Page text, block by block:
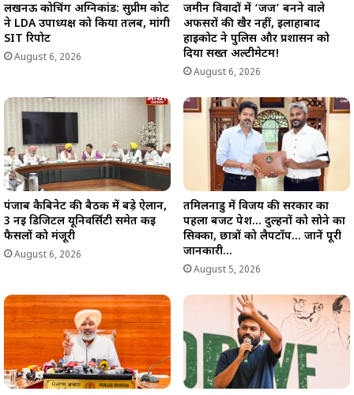
लखनऊ कोचिंग अग्निकांड: सुप्रीम कोर्ट
ने LDA उपाध्यक्ष को किया तलब, मांगी
SIT रिपोर्ट
August 6, 2026
जमीन विवादों में ‘जज’ बनने वाले
अफसरों की खैर नहीं, इलाहाबाद
हाईकोर्ट ने पुलिस और प्रशासन को
दिया सख्त अल्टीमेटम!
August 6, 2026
पंजाब कैबिनेट की बैठक में बड़े ऐलान,
3 नई डिजिटल यूनिवर्सिटी समेत कई
फैसलों को मंजूरी
August 6, 2026
तमिलनाडु में विजय की सरकार का
पहला बजट पेश… दुल्हनों को सोने का
सिक्का, छात्रों को लैपटॉप… जानें पूरी
जानकारी…
August 5, 2026